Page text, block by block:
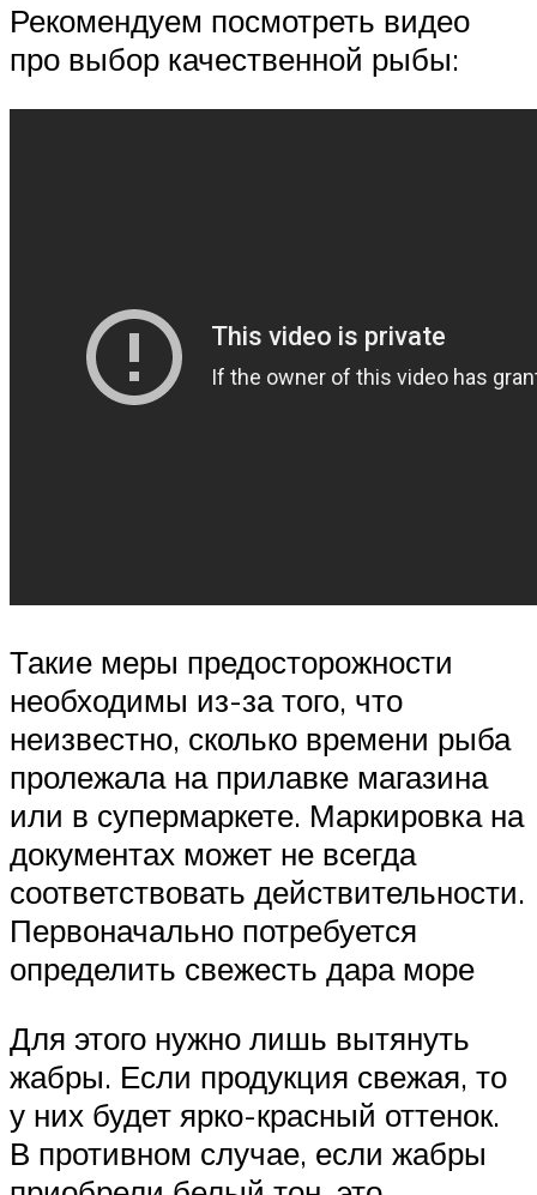
Рекомендуем посмотреть видео
про выбор качественной рыбы:
Такие меры предосторожности
необходимы из-за того, что
неизвестно, сколько времени рыба
пролежала на прилавке магазина
или в супермаркете. Маркировка на
документах может не всегда
соответствовать действительности.
Первоначально потребуется
определить свежесть дара море
Для этого нужно лишь вытянуть
жабры. Если продукция свежая, то
у них будет ярко-красный оттенок.
В противном случае, если жабры